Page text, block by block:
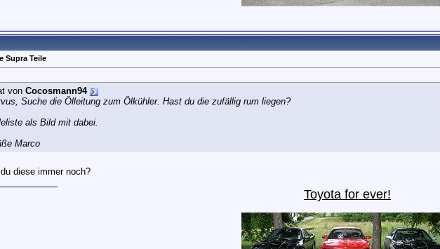
Supra Teile
von Cocosmann94
Suche die Ölleitung zum Ölkühler. Hast du die zufällig rum liegen?
als Bild mit dabei.
Marco
diese immer noch?
Toyota for ever!